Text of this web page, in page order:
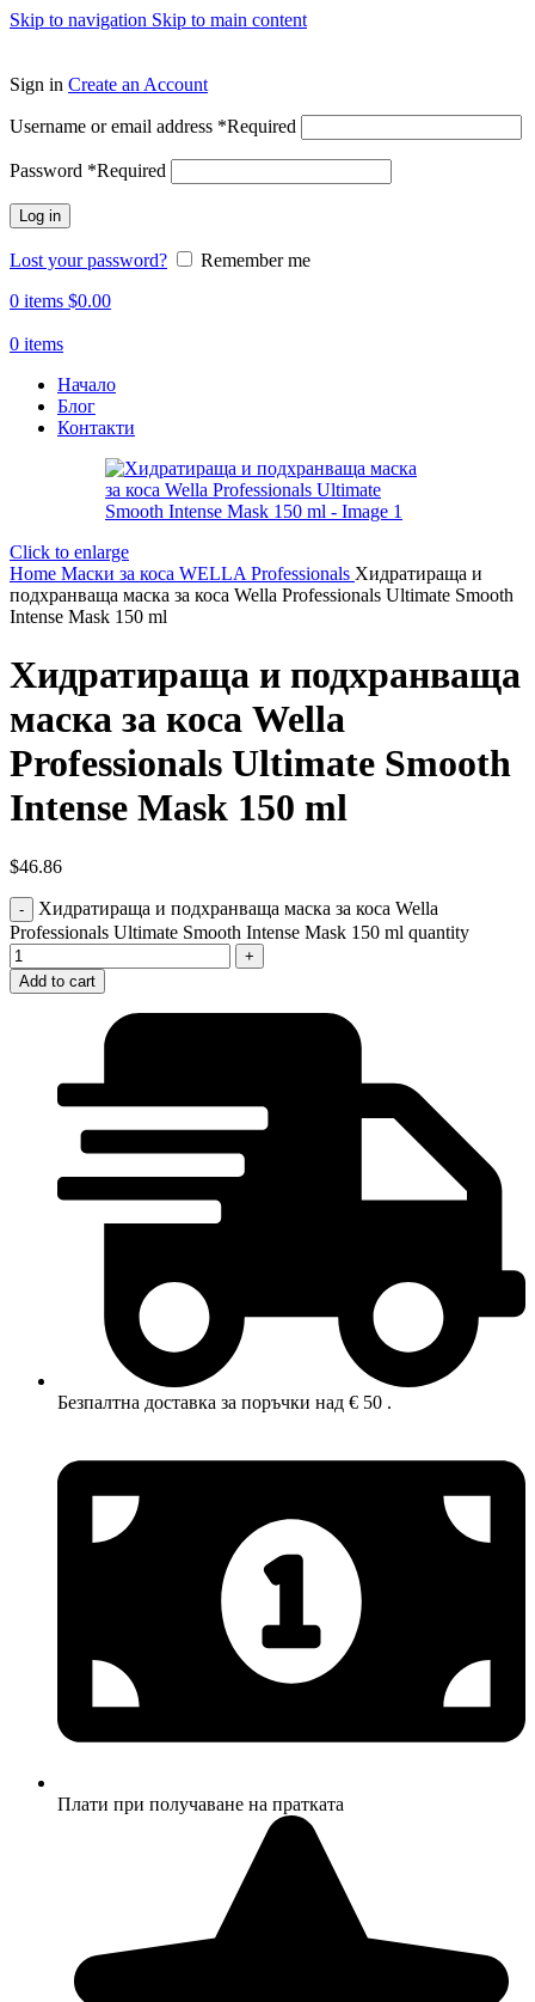
Skip to navigation Skip to main content
Sign in Create an Account
Username or email address *Required
Password *Required
Log in
Lost your password?
Remember me
0 items $0.00
0 items
Начало
Блог
Контакти
Click to enlarge
Home Маски за коса WELLA Professionals Хидратираща и
подхранваща маска за коса Wella Professionals Ultimate Smooth
Intense Mask 150 ml
Хидратираща и подхранваща
маска за коса Wella
Professionals Ultimate Smooth
Intense Mask 150 ml
$46.86
Хидратираща и подхранваща маска за коса Wella
Professionals Ultimate Smooth Intense Mask 150 ml quantity
Add to cart
Безпалтна доставка за поръчки над € 50 .
Плати при получаване на пратката